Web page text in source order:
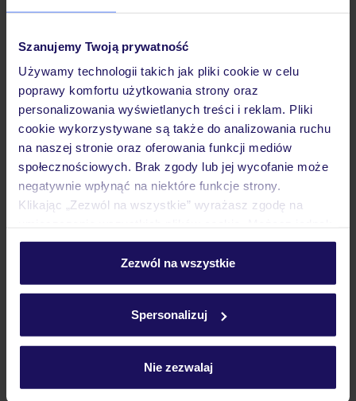
Szanujemy Twoją prywatność
Używamy technologii takich jak pliki cookie w celu
poprawy komfortu użytkowania strony oraz
personalizowania wyświetlanych treści i reklam. Pliki
cookie wykorzystywane są także do analizowania ruchu
na naszej stronie oraz oferowania funkcji mediów
społecznościowych. Brak zgody lub jej wycofanie może
negatywnie wpłynąć na niektóre funkcje strony.
Klikając „Zezwól na wszystkie” wyrażasz zgodę na
personalizować swój wybór wchodząc w zakładkę
Szczegółowe informacje o plikach cookie znajdziesz
Zezwól na wszystkie
Spersonalizuj
Nie zezwalaj
La Digue Island Lodge
SESZELE PRASLIN - LA DIGUE WYSPA LA DIGUE
7 274 OSOBA
06.12.2026 - 14.12.2026 (6 noclegów)
Wrocław (14:15)
Śniadanie
ZALICZKA 25%